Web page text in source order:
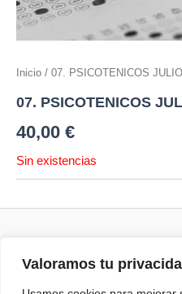
Valoramos tu
Inicio / 07. PSICOTENICOS
07. PSICOTENICOS
40,00 €
Sin existencias
Términos y